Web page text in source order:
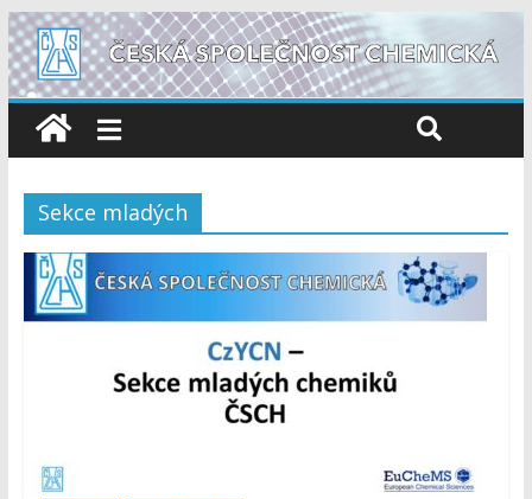
Sekce mladých